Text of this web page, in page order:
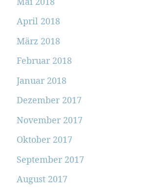
April 2018
März 2018
Februar 2018
Januar 2018
Dezember 2017
November 2017
Oktober 2017
September 2017
August 2017